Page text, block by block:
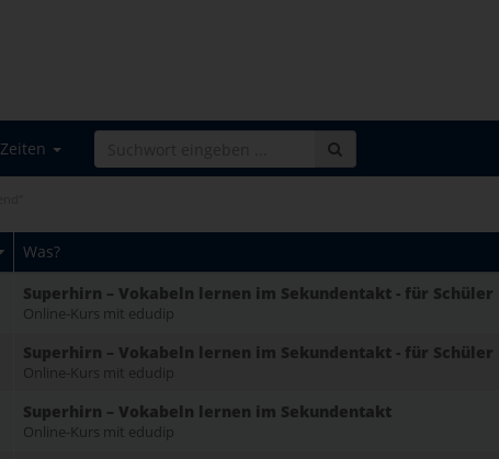
Zeiten
Was?
Superhirn – Vokabeln lernen im Sekundentakt - für Schüler
Online-Kurs mit edudip
Superhirn – Vokabeln lernen im Sekundentakt - für Schüler
Online-Kurs mit edudip
Superhirn – Vokabeln lernen im Sekundentakt
Online-Kurs mit edudip